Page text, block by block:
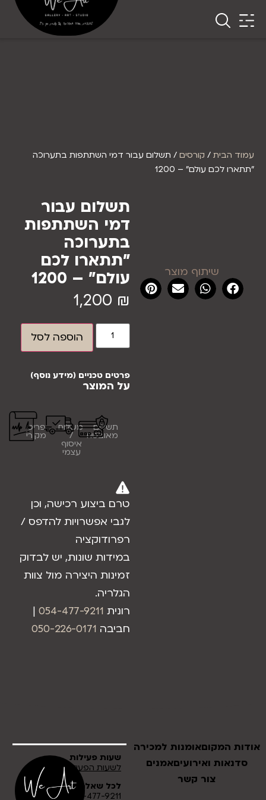
עמוד הבית / קורסים / תשלום עבור דמי השתתפות בתערוכה
"תתארו לכם עולם" – 1200
שיתוף מוצר
תשלום עבור
דמי השתתפות
בתערוכה
"תתארו לכם
עולם" – 1200
1,200 ₪
הוספה לסל
פרטים טכניים (מידע נוסף)
על המוצר
תשלום
מאובטח
משלוח
/
איסוף
עצמי
פריט
מקורי
טרם ביצוע רכישה, וכן
לגבי אפשרויות להדפס /
רפרודוקציה
במידות שונות, יש לבדוק
זמינות היצירה מול צוות
הגלריה.
רונית 054-477-9211
|
חביבה 050-226-0171
שעות פעילות
לשעות הפעילות לחץ כאן
לכל שאלה
054-477-9211
אודות המקוםאומנות למכירה
סדנאות ואירועיםאמנים
צור קשר